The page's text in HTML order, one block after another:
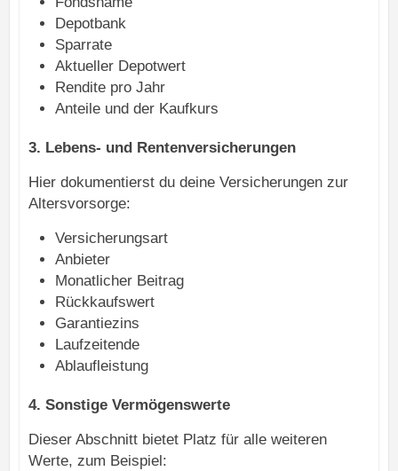
Depotbank
Sparrate
Aktueller Depotwert
Rendite pro Jahr
Anteile und der Kaufkurs
3. Lebens- und Rentenversicherungen
Hier dokumentierst du deine Versicherungen zur
Altersvorsorge:
Versicherungsart
Anbieter
Monatlicher Beitrag
Rückkaufswert
Garantiezins
Laufzeitende
Ablaufleistung
4. Sonstige Vermögenswerte
Dieser Abschnitt bietet Platz für alle weiteren
Werte, zum Beispiel: